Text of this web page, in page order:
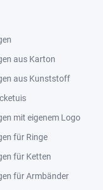
aus Karton
aus Kunststoff
mit eigenem Logo
für Ringe
für Ketten
für Armbänder